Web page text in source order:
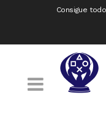
Consigue